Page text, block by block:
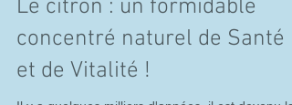
Le citron : un formidable
concentré naturel de Santé